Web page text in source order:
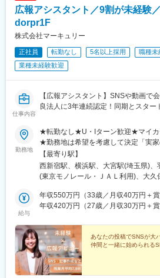
駅、電鉄富山駅、末広町駅(富山県)、
(神戸市営)、阪神国道駅、畝傍駅、南
橋通駅、上塩屋駅、旭橋駅
岡県)、大場駅、西金沢駅、松任駅、
田駅、白山駅(新潟県)、新津駅、燕三
址大名町駅、水居駅、丸岡駅、岐阜
垣駅、津駅、近鉄四日市駅、津新町
駅(滋賀県)、大津駅、南草津駅、彦根
駅(地下鉄)、布施駅、堺市駅、ハーバ
駅(ＪＲ線)、手柄駅、奈良駅、近鉄
木駅、和歌山駅、和歌山市駅、後藤
駅、出雲市駅、山口駅(山口県)、下関
橋駅、南行橋駅、長崎駅(長崎県)、長
西大分駅、熊本駅、南宮崎駅、都城
市電)、那覇空港駅(鉄道)、県庁前駅(
前駅、神奈川駅、羽田空港第１・第
保駅、さっぽろ駅、広瀬通駅、宇都
山駅前駅、市役所前駅(愛媛県)、片原
所前駅、新宿御苑前駅、要町駅、京
工機前駅、中央前橋駅、西桐生駅、
曽根田駅、近鉄名古屋駅、大須観音
第一通り駅、新西金沢駅、西松本駅
市駅、上栄町駅、大阪梅田駅(阪神線)
駅、浅香駅、神戸駅(兵庫県)、三宮駅
広報アシスタント／9割が未経験
dorpr1F
株式会社マーキュリー
正社員 転勤なし 5名以上採用
職種未
業種未経験歓迎
仕事内容
【広報アシスタント】SNSや動画で
良法人に3年連続認定！同期とスター
勤務地
★転勤なし★U・Iターン歓迎★マイカ
★勤務地は希望を考慮して決定「実
生活圏を変えたくない」そんな希望
の就職・転職も応援します！生活ス
アを変えたいという相談も可能です
南関東：東京・神奈川・埼玉・千葉■
川・新潟・長野・富山・福井・三重■
香川・愛媛■九州：福岡・長崎・大分
【最寄り駅】
西新宿駅、横浜駅、大宮駅(埼玉県)、
(東京モノレール・ＪＡＬ利用)、大
亀島駅、新浜松駅、新潟駅、新静岡
駅、長野駅、電気ビル前駅、福井駅
神南駅、眉山ロープウェイ山麓駅、
駅、渋谷駅、新宿駅、新宿三丁目駅、
駅、八王子駅、立川駅、新横浜駅、
藤沢駅、海老名駅(相模線)、浦和駅、
上尾駅、新座駅、熊谷駅、春日部駅
給与
年収550万円（33歳／月収40万円＋賞
年収420万円（27歳／月収30万円＋賞
あなたの投稿でSNSが大
仲間と一緒に始められる